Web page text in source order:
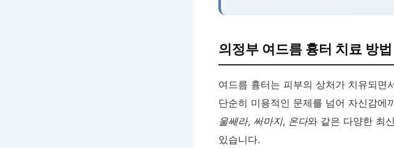
의정부 여드름 흉터 치료 방법
여드름 흉터는 피부의 상처가 치유되면
단순히 미용적인 문제를 넘어 자신감에
울쎄라, 써마지, 온다와 같은 다양한 최
있습니다.